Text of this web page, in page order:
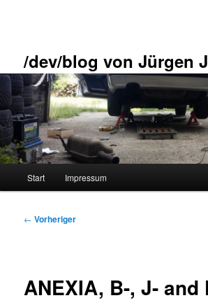
/dev/blog von Jürgen
Start Impressum
Beitragsnavigation
← Vorheriger
ANEXIA, B-, J- and